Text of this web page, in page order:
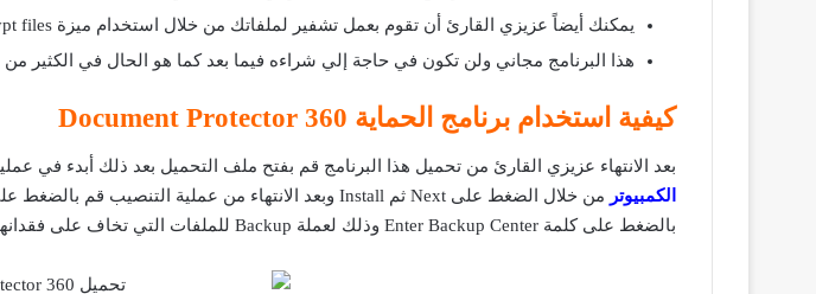
يمكنك أيضاً عزيزي القارئ أن تقوم بعمل تشفير لملفاتك من خلال استخدام ميزة Decrypt files ويفضل استخدامها على الملفات الهامة فقط .
هذا البرنامج مجاني ولن تكون في حاجة إلي شراءه فيما بعد كما هو الحال في الكثير من
كيفية استخدام برنامج الحماية Document Protector 360
بعد الانتهاء عزيزي القارئ من تحميل هذا البرنامج قم بفتح ملف التحميل بعد ذلك أبدء في
الكمبيوتر
بالضغط على كلمة Enter Backup Center وذلك لعملة Backup للملفات التي تخاف على فقدانها.